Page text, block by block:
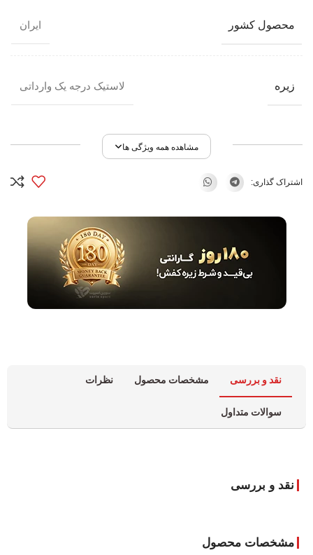
محصول کشور ایران
زیره لاستیک درجه یک وارداتی
مشاهده همه ویژگی ها
اشتراک گذاری:
نقد و بررسی مشخصات محصول نظرات
سوالات متداول
نقد و بررسی
مشخصات محصول